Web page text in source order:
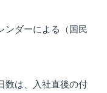
ンダーによる（国民
数は、入社直後の付